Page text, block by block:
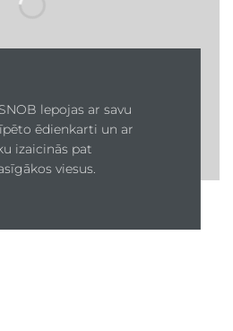
lepojas ar savu
ēdienkarti un ar
izaicinās pat
viesus.